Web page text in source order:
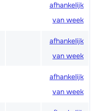
afhankelijk
van week
afhankelijk
van week
afhankelijk
van week